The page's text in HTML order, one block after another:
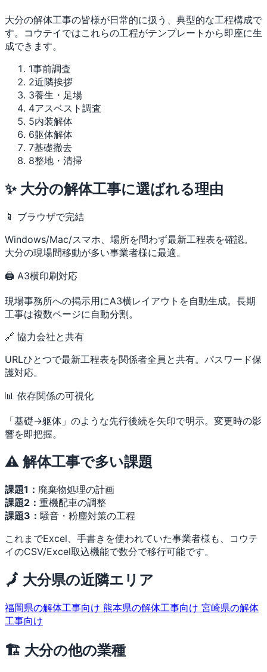
大分の解体工事の皆様が日常的に扱う、典型的な工程構成で
す。コウテイではこれらの工程がテンプレートから即座に生
成できます。
1事前調査
2近隣挨拶
3養生・足場
4アスベスト調査
5内装解体
6躯体解体
7基礎撤去
8整地・清掃
✨ 大分の解体工事に選ばれる理由
📱 ブラウザで完結
Windows/Mac/スマホ、場所を問わず最新工程表を確認。
大分の現場間移動が多い事業者様に最適。
🖨 A3横印刷対応
現場事務所への掲示用にA3横レイアウトを自動生成。長期
工事は複数ページに自動分割。
🔗 協力会社と共有
URLひとつで最新工程表を関係者全員と共有。パスワード保
護対応。
📊 依存関係の可視化
「基礎→躯体」のような先行後続を矢印で明示。変更時の影
響を即把握。
⚠️ 解体工事で多い課題
課題1： 廃棄物処理の計画
課題2： 重機配車の調整
課題3：騒音・粉塵対策の工程
これまでExcel、手書きを使われていた事業者様も、コウテ
イのCSV/Excel取込機能で数分で移行可能です。
🗾 大分県の近隣エリア
福岡県の解体工事向け 熊本県の解体工事向け 宮崎県の解体
工事向け
🏗 大分の他の業種